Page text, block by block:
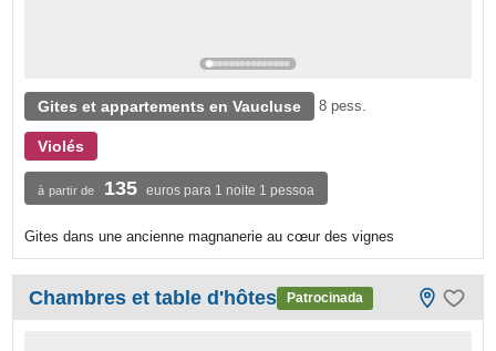
Gites et appartements en Vaucluse 8 pess.
Violés
à partir de 135 euros para 1 noite 1 pessoa
Gites dans une ancienne magnanerie au cœur des vignes
Chambres et table d'hôtes Patrocinada